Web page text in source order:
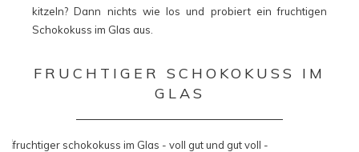
kitzeln? Dann nichts wie los und probiert ein fruchtigen
Schokokuss im Glas aus.
FRUCHTIGER SCHOKOKUSS IM
GLAS